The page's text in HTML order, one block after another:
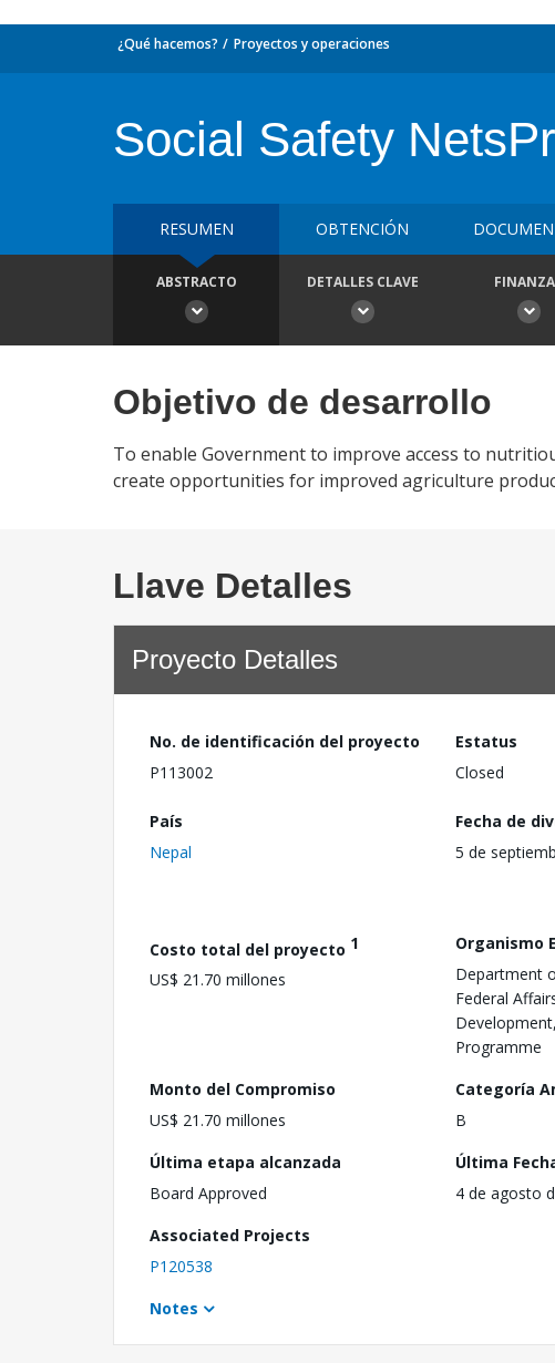
¿Qué hacemos? Proyectos y operaciones
Social Safety
RESUMEN OBTENCIÓN
ABSTRACTO DETALLES CLAVE
Objetivo de desarrollo
To enable Government to improve access to
create opportunities for improved agriculture
Llave Detalles
Proyecto Detalles
No. de identificación del proyecto
P113002
Estatus
Closed
País
Nepal
Fecha de
5 de
Costo total del proyecto 1
US$ 21.70 millones
Organismo
Department
Federal
Programme
Monto del Compromiso
US$ 21.70 millones
Categoría
B
Última etapa alcanzada
Board Approved
Última
4 de agosto
Associated Projects
P120538
Notes